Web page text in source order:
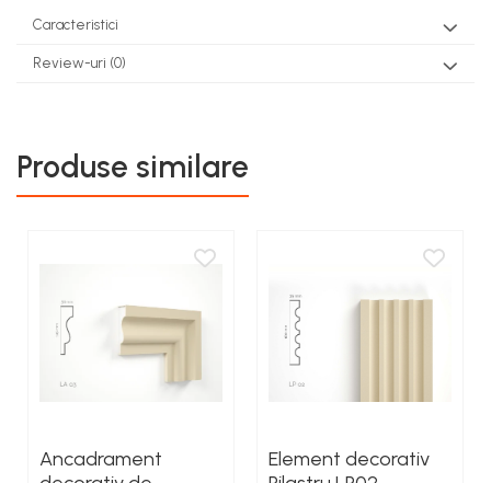
Caracteristici
Review-uri (0)
Produse similare
Ancadrament
Element decorativ